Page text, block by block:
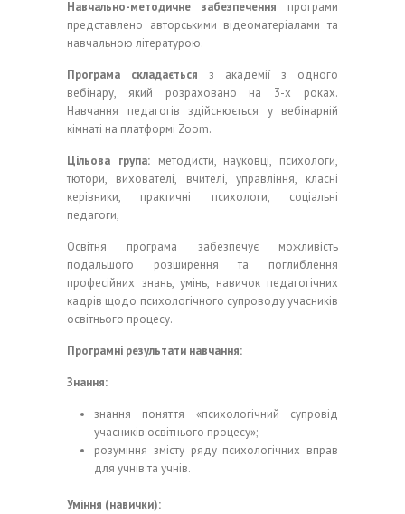
Навчально-методичне забезпечення програми
представлено авторськими відеоматеріалами та
навчальною літературою.
Програма складається з академії з одного
вебінару, який розраховано на 3-х роках.
Навчання педагогів здійснюється у вебінарній
кімнаті на платформі Zoom.
Цільова група:методисти, науковці, психологи,
тютори, вихователі, вчителі, управління, класні
керівники, практичні психологи, соціальні
педагоги,
Освітня програма забезпечує можливість
подальшого розширення та поглиблення
професійних знань, умінь, навичок педагогічних
кадрів щодо психологічного супроводу учасників
освітнього процесу.
Програмні результати навчання:
Знання:
знання поняття «психологічний супровід
учасників освітнього процесу»;
розуміння змісту ряду психологічних вправ
для учнів та учнів.
Уміння (навички):